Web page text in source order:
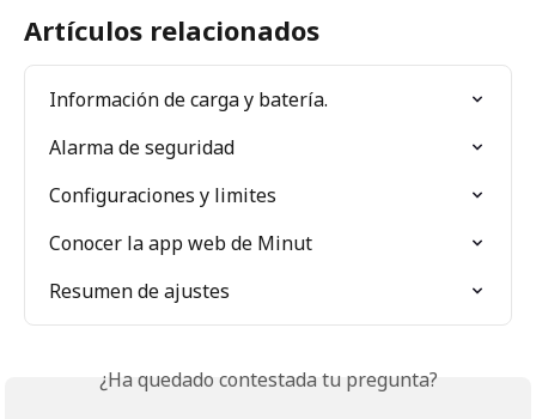
Artículos relacionados
Información de carga y batería.
Alarma de seguridad
Configuraciones y limites
Conocer la app web de Minut
Resumen de ajustes
¿Ha quedado contestada tu pregunta?